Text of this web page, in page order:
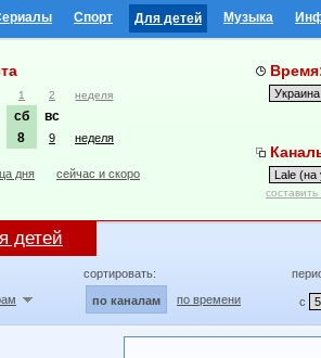
Спорт Для детей Музыка
1 2 неделя
сб вс
8 9 неделя
дня сейчас и скоро
детей
сортировать:
по каналам по времени с